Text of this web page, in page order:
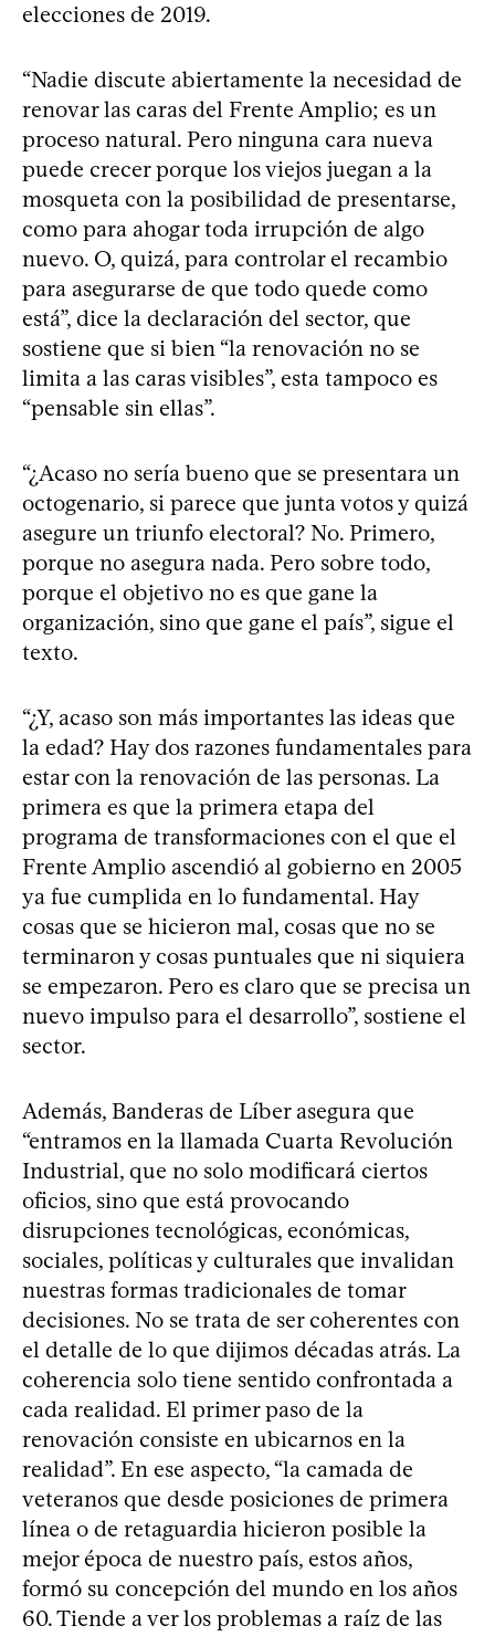
elecciones de 2019.
“Nadie discute abiertamente la necesidad de
renovar las caras del Frente Amplio; es un
proceso natural. Pero ninguna cara nueva
puede crecer porque los viejos juegan a la
mosqueta con la posibilidad de presentarse,
como para ahogar toda irrupción de algo
nuevo. O, quizá, para controlar el recambio
para asegurarse de que todo quede como
está”, dice la declaración del sector, que
sostiene que si bien “la renovación no se
limita a las caras visibles”, esta tampoco es
“pensable sin ellas”.
“¿Acaso no sería bueno que se presentara un
octogenario, si parece que junta votos y quizá
asegure un triunfo electoral? No. Primero,
porque no asegura nada. Pero sobre todo,
porque el objetivo no es que gane la
organización, sino que gane el país”, sigue el
texto.
“¿Y, acaso son más importantes las ideas que
la edad? Hay dos razones fundamentales para
estar con la renovación de las personas. La
primera es que la primera etapa del
programa de transformaciones con el que el
Frente Amplio ascendió al gobierno en 2005
ya fue cumplida en lo fundamental. Hay
cosas que se hicieron mal, cosas que no se
terminaron y cosas puntuales que ni siquiera
se empezaron. Pero es claro que se precisa un
nuevo impulso para el desarrollo”, sostiene el
sector.
Además, Banderas de Líber asegura que
“entramos en la llamada Cuarta Revolución
Industrial, que no solo modificará ciertos
oficios, sino que está provocando
disrupciones tecnológicas, económicas,
sociales, políticas y culturales que invalidan
nuestras formas tradicionales de tomar
decisiones. No se trata de ser coherentes con
el detalle de lo que dijimos décadas atrás. La
coherencia solo tiene sentido confrontada a
cada realidad. El primer paso de la
renovación consiste en ubicarnos en la
realidad”. En ese aspecto, “la camada de
veteranos que desde posiciones de primera
línea o de retaguardia hicieron posible la
mejor época de nuestro país, estos años,
formó su concepción del mundo en los años
60. Tiende a ver los problemas a raíz de las